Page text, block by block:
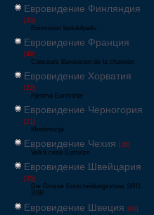
Евровидение Финляндия
[33]
Eurovision laulukilpailu
Евровидение Франция
[49]
Concours Eurovision de la chanson
Евровидение Хорватия
[22]
Pjesma Eurovizije
Евровидение Черногория
[21]
Montevizija
Евровидение Чехия [26]
Velká cena Eurovize
Евровидение Швейцария
[35]
Die Grosse Entscheidungsshow SRG
SSR
Евровидение Швеция [48]